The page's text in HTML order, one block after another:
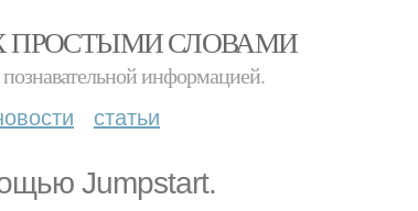
ПРОСТЫМИ СЛОВАМИ
информацией.
статьи
Jumpstart.